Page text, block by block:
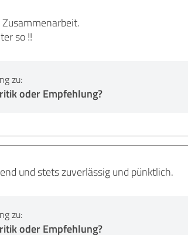
so !!
zu:
oder Empfehlung?
und stets zuverlässig und pünktlich.
zu:
oder Empfehlung?